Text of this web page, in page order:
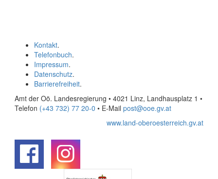
Kontakt.
Telefonbuch.
Impressum.
Datenschutz.
Barrierefreiheit.
Amt der Oö. Landesregierung • 4021 Linz, Landhausplatz 1 •
Telefon (+43 732) 77 20-0 • E-Mail post@ooe.gv.at
www.land-oberoesterreich.gv.at